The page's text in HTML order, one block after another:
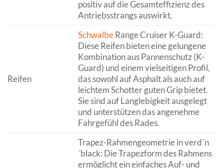
positiv auf die Gesamteffizienz des
Antriebsstrangs auswirkt.
Reifen
SchwalbeRange Cruiser K-Guard:
Diese Reifen bieten eine gelungene
Kombination aus Pannenschutz (K-
Guard) und einem vielseitigen Profil,
das sowohl auf Asphalt als auch auf
leichtem Schotter guten Grip bietet.
Sie sind auf Langlebigkeit ausgelegt
und unterstützen das angenehme
Fahrgefühl des Rades.
Trapez-Rahmengeometrie in verd´n
´black: Die Trapezform des Rahmens
ermöglicht ein einfaches Auf- und